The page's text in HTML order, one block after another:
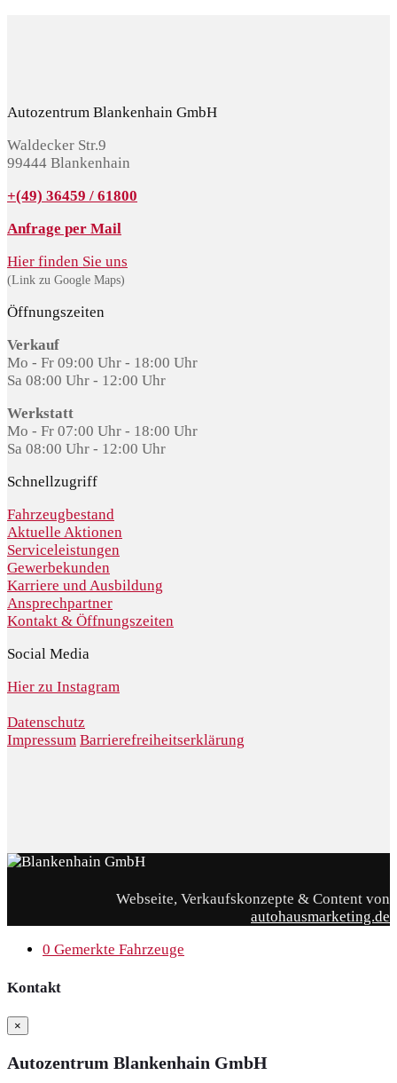
Autozentrum Blankenhain GmbH
Waldecker Str.9
99444 Blankenhain
+(49) 36459 / 61800
Anfrage per Mail
Hier finden Sie uns
(Link zu Google Maps)
Öffnungszeiten
Verkauf
Mo - Fr 09:00 Uhr - 18:00 Uhr
Sa 08:00 Uhr - 12:00 Uhr
Werkstatt
Mo - Fr 07:00 Uhr - 18:00 Uhr
Sa 08:00 Uhr - 12:00 Uhr
Schnellzugriff
Fahrzeugbestand
Aktuelle Aktionen
Serviceleistungen
Gewerbekunden
Karriere und Ausbildung
Ansprechpartner
Kontakt & Öffnungszeiten
Social Media
Hier zu Instagram
Datenschutz
Impressum Barrierefreiheitserklärung
Webseite, Verkaufskonzepte & Content von
autohausmarketing.de
0 Gemerkte Fahrzeuge
Kontakt
×
Autozentrum Blankenhain GmbH